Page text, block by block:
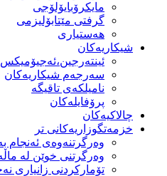
مایكرۆبایۆلۆجی
گرفتی مێتابۆلیزمی
هەستیاری
شیكاریەكان
سەرجەم شیكاریەكان
نامیلكەی تاقیگە
پرۆفایلەكان
چالاکیەکان
خزمەتگوزاریەكانی تر
وه‌رگرتنه‌وه‌ی ئه‌نجام
وەرگرتنی خوێن لە
تۆماركردنی زانیاری